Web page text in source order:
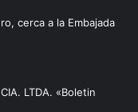
cerca a la Embajada
LTDA. «Boletin